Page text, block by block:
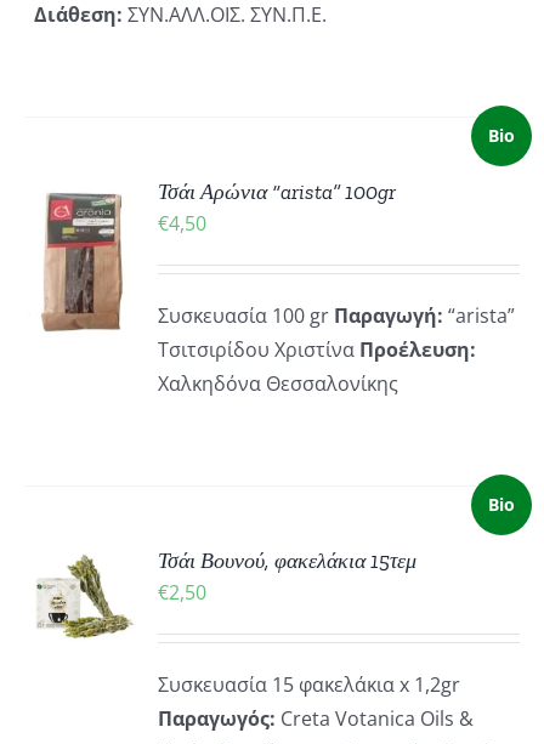
Διάθεση: ΣΥΝ.ΑΛΛ.ΟΙΣ. ΣΥΝ.Π.Ε.
Bio
Τσάι Αρώνια “arista” 100gr
€4,50
Συσκευασία 100 gr Παραγωγή: “arista”
Τσιτσιρίδου Χριστίνα Προέλευση:
Χαλκηδόνα Θεσσαλονίκης
Bio
Τσάι Βουνού, φακελάκια 15τεμ
€2,50
Συσκευασία 15 φακελάκια x 1,2gr
Παραγωγός: Creta Votanica Oils &